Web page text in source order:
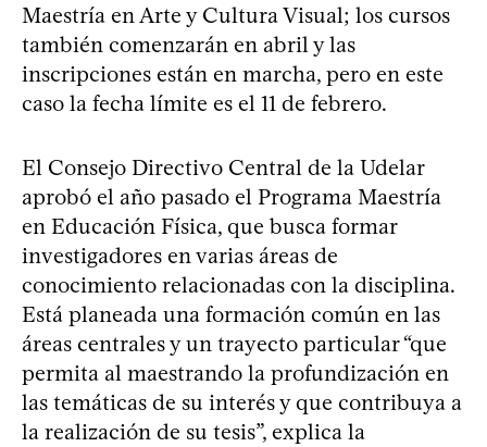
Maestría en Arte y Cultura Visual; los cursos
también comenzarán en abril y las
inscripciones están en marcha, pero en este
caso la fecha límite es el 11 de febrero.
El Consejo Directivo Central de la Udelar
aprobó el año pasado el Programa Maestría
en Educación Física, que busca formar
investigadores en varias áreas de
conocimiento relacionadas con la disciplina.
Está planeada una formación común en las
áreas centrales y un trayecto particular “que
permita al maestrando la profundización en
las temáticas de su interés y que contribuya a
la realización de su tesis”, explica la